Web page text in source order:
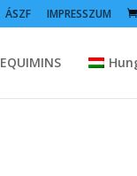
ÁSZF IMPRESSZUM
EQUIMINS